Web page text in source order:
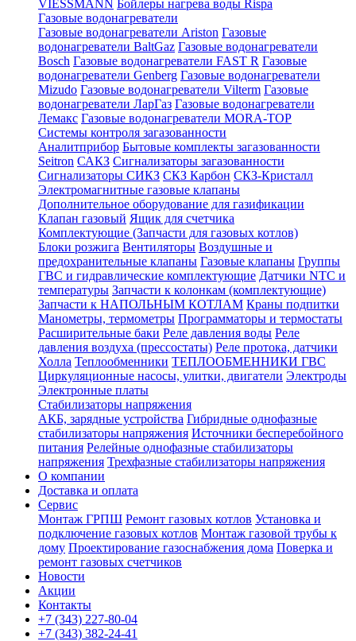
VIESSMANN Бойлеры нагрева воды Rispa
Газовые водонагреватели
Газовые водонагреватели Ariston Газовые
водонагреватели BaltGaz Газовые водонагреватели
Bosch Газовые водонагреватели FAST R Газовые
водонагреватели Genberg Газовые водонагреватели
Mizudo Газовые водонагреватели Vilterm Газовые
водонагреватели ЛарГаз Газовые водонагреватели
Лемакс Газовые водонагреватели MORA-TOP
Системы контроля загазованности
Аналитприбор Бытовые комплекты загазованности
Seitron САКЗ Сигнализаторы загазованности
Сигнализаторы СИКЗ СКЗ Карбон СКЗ-Кристалл
Электромагнитные газовые клапаны
Дополнительное оборудование для газификации
Клапан газовый Ящик для счетчика
Комплектующие (Запчасти для газовых котлов)
Блоки розжига Вентиляторы Воздушные и
предохранительные клапаны Газовые клапаны Группы
ГВС и гидравлические комплектующие Датчики NTC и
температуры Запчасти к колонкам (комплектующие)
Запчасти к НАПОЛЬНЫМ КОТЛАМ Краны подпитки
Манометры, термометры Программаторы и термостаты
Расширительные баки Реле давления воды Реле
давления воздуха (прессостаты) Реле протока, датчики
Холла Теплообменники ТЕПЛООБМЕННИКИ ГВС
Циркуляционные насосы, улитки, двигатели Электроды
Электронные платы
Стабилизаторы напряжения
АКБ, зарядные устройства Гибридные однофазные
стабилизаторы напряжения Источники бесперебойного
питания Релейные однофазные стабилизаторы
напряжения Трехфазные стабилизаторы напряжения
О компании
Доставка и оплата
Сервис
Монтаж ГРПШ Ремонт газовых котлов Установка и
подключение газовых котлов Монтаж газовой трубы к
дому Проектирование газоснабжения дома Поверка и
ремонт газовых счетчиков
Новости
Акции
Контакты
+7 (343) 227-80-04
+7 (343) 382-24-41